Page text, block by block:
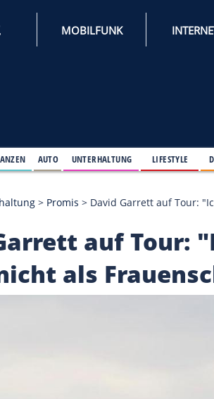
MOBILFUNK
>Promis > David
Garrett auf
nicht als